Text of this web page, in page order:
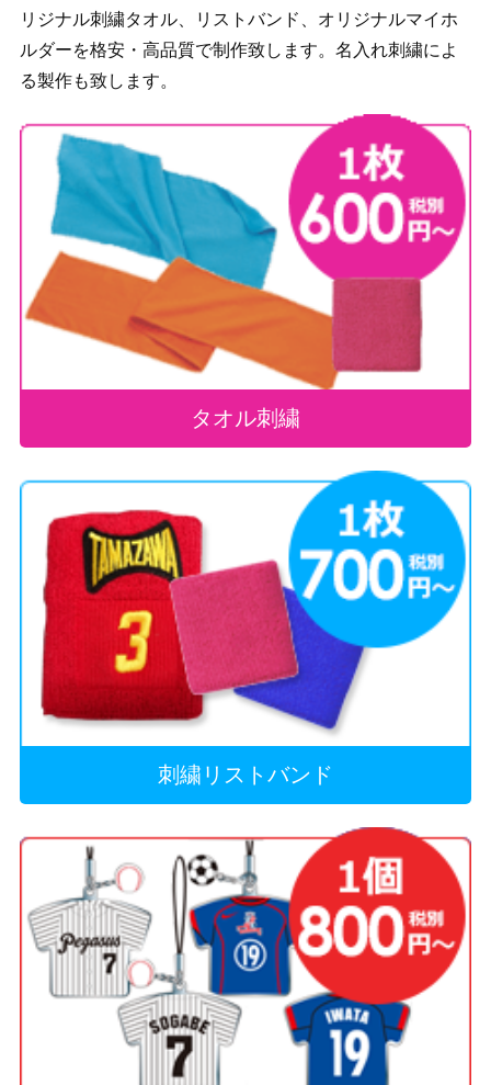
リジナル刺繍タオル、リストバンド、オリジナルマイホ
ルダーを格安・高品質で制作致します。名入れ刺繍によ
る製作も致します。
タオル刺繍
刺繍リストバンド